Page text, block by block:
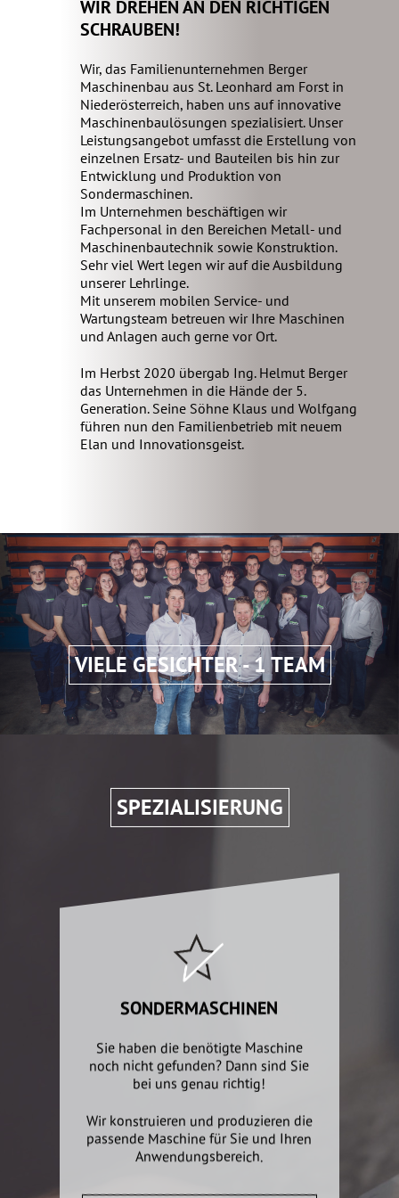
WIR DREHEN AN DEN RICHTIGEN
SCHRAUBEN!
Wir, das Familienunternehmen Berger
Maschinenbau aus St. Leonhard am Forst in
Niederösterreich, haben uns auf innovative
Maschinenbaulösungen spezialisiert. Unser
Leistungsangebot umfasst die Erstellung von
einzelnen Ersatz- und Bauteilen bis hin zur
Entwicklung und Produktion von
Sondermaschinen.
Im Unternehmen beschäftigen wir
Fachpersonal in den Bereichen Metall- und
Maschinenbautechnik sowie Konstruktion.
Sehr viel Wert legen wir auf die Ausbildung
unserer Lehrlinge.
Mit unserem mobilen Service- und
Wartungsteam betreuen wir Ihre Maschinen
und Anlagen auch gerne vor Ort.
Im Herbst 2020 übergab Ing. Helmut Berger
das Unternehmen in die Hände der 5.
Generation. Seine Söhne Klaus und Wolfgang
führen nun den Familienbetrieb mit neuem
Elan und Innovationsgeist.
VIELE GESICHTER - 1 TEAM
SPEZIALISIERUNG
SONDERMASCHINEN
Sie haben die benötigte Maschine
noch nicht gefunden? Dann sind Sie
bei uns genau richtig!
Wir konstruieren und produzieren die
passende Maschine für Sie und Ihren
Anwendungsbereich.